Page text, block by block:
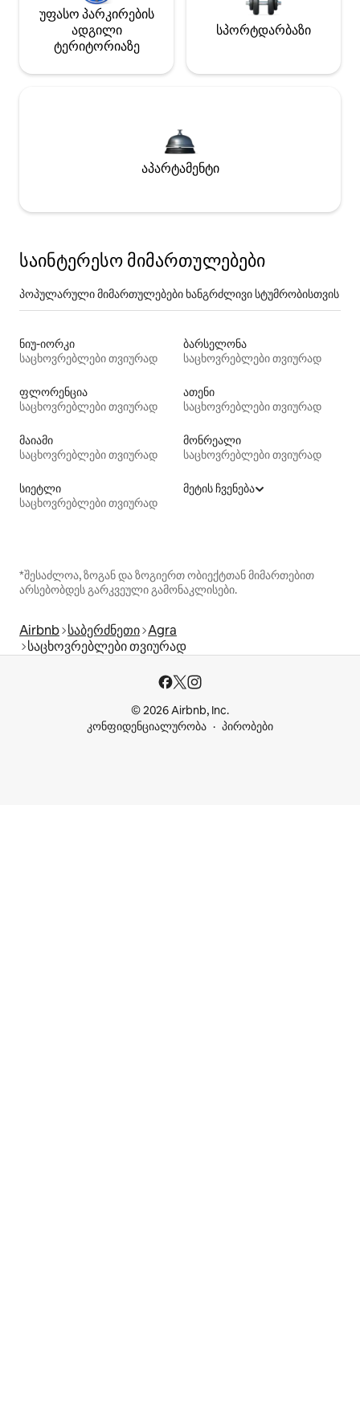
უფასო პარკირების
ადგილი
ტერიტორიაზე
სპორტდარბაზი
აპარტამენტი
საინტერესო მიმართულებები
პოპულარული მიმართულებები ხანგრძლივი სტუმრობისთვის
ნიუ-იორკი
საცხოვრებლები თვიურად
ბარსელონა
საცხოვრებლები თვიურად
ფლორენცია
საცხოვრებლები თვიურად
ათენი
საცხოვრებლები თვიურად
მაიამი
საცხოვრებლები თვიურად
მონრეალი
საცხოვრებლები თვიურად
სიეტლი
საცხოვრებლები თვიურად
მეტის ჩვენება
*შესაძლოა, ზოგან და ზოგიერთ ობიექტთან მიმართებით
არსებობდეს გარკვეული გამონაკლისები.
Airbnb საბერძნეთი Agra
საცხოვრებლები თვიურად
© 2026 Airbnb, Inc.
კონფიდენციალურობა
პირობები